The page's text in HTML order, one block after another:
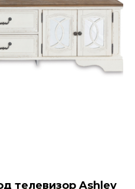
телевизор Ashley